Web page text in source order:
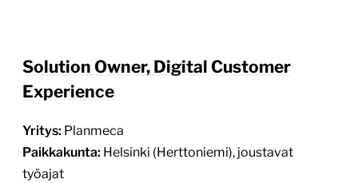
Solution Owner, Digital Customer
Experience
Yritys: Planmeca
Paikkakunta: Helsinki (Herttoniemi), joustavat
työajat